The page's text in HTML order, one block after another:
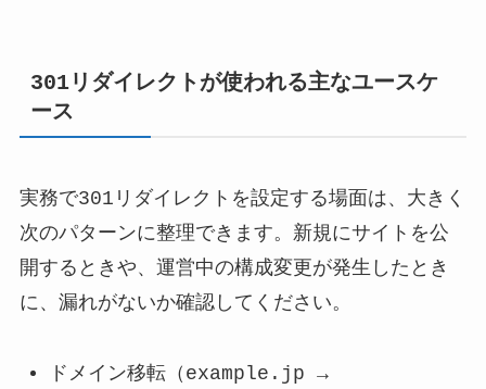
301リダイレクトが使われる主なユースケ
ース
実務で301リダイレクトを設定する場面は、大きく
次のパターンに整理できます。新規にサイトを公
開するときや、運営中の構成変更が発生したとき
に、漏れがないか確認してください。
ドメイン移転（example.jp →